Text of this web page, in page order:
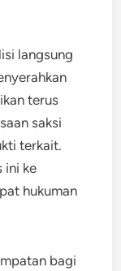
langsung
terus
saksi
terkait.
ini ke
hukuman
bagi